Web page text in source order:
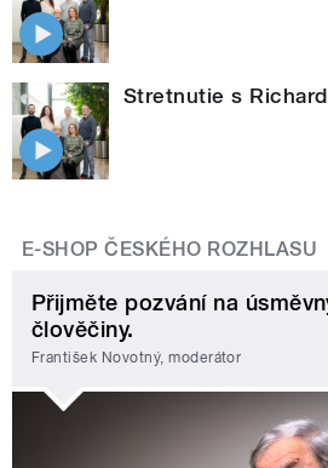
Stretnutie s
E-SHOP ČESKÉHO ROZHLASU
Přijměte pozvání na
člověčiny.
František Novotný, moderátor